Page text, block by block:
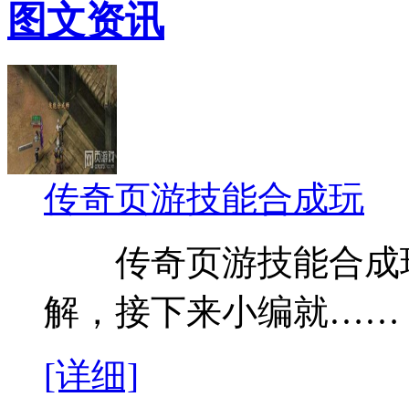
图文资讯
传奇页游技能合成玩
传奇页游技能合成
解，接下来小编就……
[详细]